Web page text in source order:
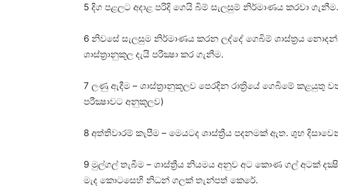
5 දිග පළලට අදාළ පරිදි ගෙයි බිම් සැලසුම් නිර්මාණය කරවා ගැනීම.
6 නිවසේ සැලසුම නිර්මාණය කරන ලද්දේ ගෙබිම් ශාස්‌ත්‍රය
ශාස්‌ත්‍රානුකූල දැයි පරීක්‍ෂා කර ගැනීම.
7 ලණු ඇදීම – ශාස්‌ත්‍රානුකූලව පෙරදින රාත්‍රියේ ගෙබිමේ කළයුතු
පරීක්‍ෂාවට අනුකූලව)
8 අත්තිවාරම් කැපීම – මෙයටද ශාස්‌ත්‍රීය පදනමක්‌ ඇත. ශුභ
9 මුල්ගල් තැබීම – ශාස්‌ත්‍රීය නියමය අනුව අට කොණ ගල් අටක්‌
මැද කොටසෙහි නිධන් ගලක්‌ තැන්පත් කෙරේ.